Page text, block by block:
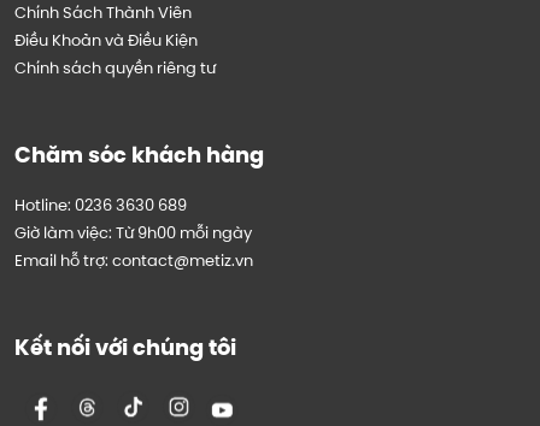
Chính Sách Thành Viên
Điều Khoản và Điều Kiện
Chính sách quyền riêng tư
Chăm sóc khách hàng
Hotline: 0236 3630 689
Giờ làm việc: Từ 9h00 mỗi ngày
Email hỗ trợ: contact@metiz.vn
Kết nối với chúng tôi